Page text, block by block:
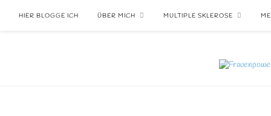
HIER BLOGGE ICH ÜBER MICH MULTIPLE SKLEROSE